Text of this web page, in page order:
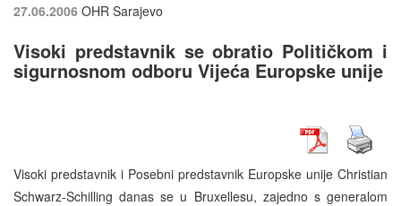
27.06.2006 OHR Sarajevo
Visoki predstavnik se obratio Političkom i
sigurnosnom odboru Vijeća Europske unije
Visoki predstavnik i Posebni predstavnik Europske unije Christian
Schwarz-Schilling danas se u Bruxellesu, zajedno s generalom